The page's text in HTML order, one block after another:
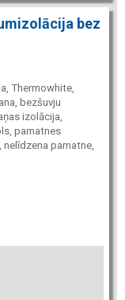
bez
Thermowhite,
bezšuvju
izolācija,
pamatnes
pamatne,